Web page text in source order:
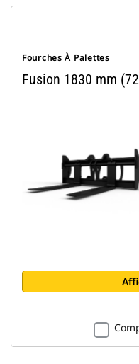
Fourches À Palettes
Fusion 1830 mm